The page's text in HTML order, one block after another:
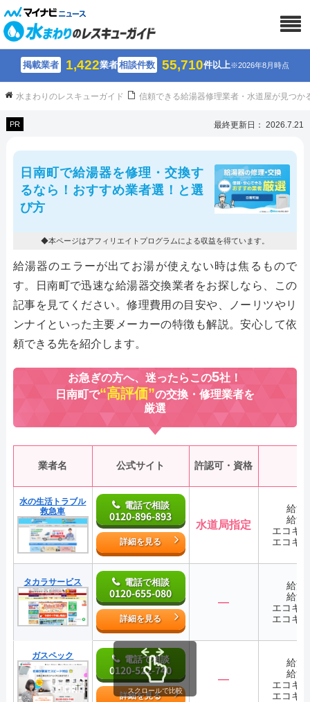
掲載業者 1,422業者相談件数 55,710件以上※2026年8月時点
水まわりのレスキューガイド 信頼できる給湯器修理業者・水道屋が見つか
PR 最終更新日： 2026.7.21
日南町で給湯器を修理・交換す
るなら！おすすめ業者選！と選
び方
◆本ページはアフィリエイトプログラムによる収益を得ています。
給湯器のエラーが出てお湯が使えない時は焦るもので
す。日南町で迅速な給湯器交換業者をお探しなら、この
記事を見てください。修理費用の目安や、ノーリツやリ
ンナイといった主要メーカーの特徴も解説。安心して依
頼できる先を紹介します。
お急ぎの方へ、迷ったらこの5社！
日南町で“高評価”の交換・修理業者を
厳選
業者名 公式サイト 許認可・資格
水の生活トラブル
救急車
電話で相談
0120-896-893
詳細を見る
水道局指定
給湯
給湯
エコキ
エコキ
タカラサービス 電話で相談
0120-655-080
詳細を見る
―
給湯
給湯
エコキ
エコキ
ガスペック 電話で相談
0120-522-740
詳細を見る
―
給湯
給湯
エコキ
エコキ
スクロールで比較